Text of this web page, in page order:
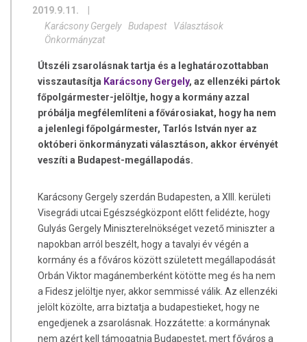
2019.9.11.
Karácsony Gergely
Budapest
Választások
Önkormányzat
Útszéli zsarolásnak tartja és a leghatározottabban
visszautasítja Karácsony Gergely, az ellenzéki pártok
főpolgármester-jelöltje, hogy a kormány azzal
próbálja megfélemlíteni a fővárosiakat, hogy ha nem
a jelenlegi főpolgármester, Tarlós István nyer az
októberi önkormányzati választáson, akkor érvényét
veszíti a Budapest-megállapodás.
Karácsony Gergely szerdán Budapesten, a XIII. kerületi
Visegrádi utcai Egészségközpont előtt felidézte, hogy
Gulyás Gergely Miniszterelnökséget vezető miniszter a
napokban arról beszélt, hogy a tavalyi év végén a
kormány és a főváros között született megállapodását
Orbán Viktor magánemberként kötötte meg és ha nem
a Fidesz jelöltje nyer, akkor semmissé válik. Az ellenzéki
jelölt közölte, arra biztatja a budapestieket, hogy ne
engedjenek a zsarolásnak. Hozzátette: a kormánynak
nem azért kell támogatnia Budapestet, mert főváros a